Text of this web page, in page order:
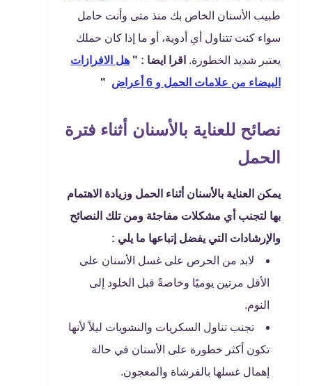
طبيب الأسنان الخاص بك منذ متى وأنت حامل
سواء كنت تتناول أي أدوية، أو ما إذا كان حملك
يعتبر شديد الخطورة. اقرا ايضا : " هل الافرازات
البيضاء من علامات الحمل و 6 أعراض
"
نصائح للعناية بالأسنان أثناء فترة
الحمل
يمكن العناية بالأسنان أثناء الحمل وزيادة الاهتمام
بها لتجنب أي مشكلات مفاجئة ومن تلك النصائح
والإرشادات التي يفضل إتباعها ما يلي :
لابد من الحرص على غسل الأسنان على
الأقل مرتين يوميًا وخاصةً قبل الخلود إلى
النوم.
تجنب تناول السكريات والنشويات ليلاً لأنها
تكون أكثر خطورة على الأسنان في حالة
إهمال غسلها بالفرشاة والمعجون.